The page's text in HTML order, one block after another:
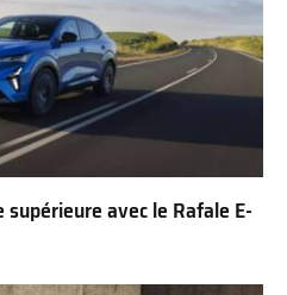
avec le Rafale E-